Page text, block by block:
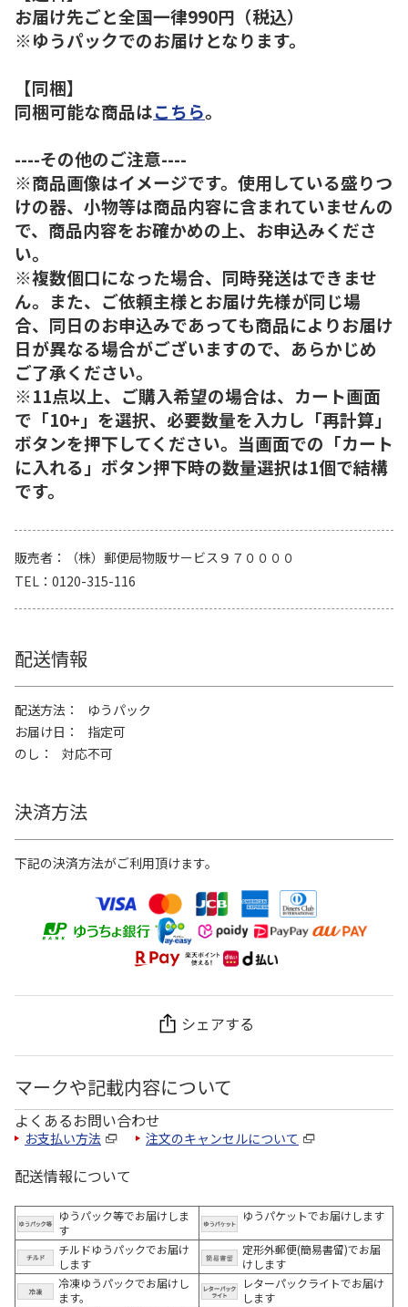
お届け先ごと全国一律990円（税込）
※ゆうパックでのお届けとなります。
【同梱】
同梱可能な商品はこちら。
----その他のご注意----
※商品画像はイメージです。使用している盛りつ
けの器、小物等は商品内容に含まれていませんの
で、商品内容をお確かめの上、お申込みくださ
い。
※複数個口になった場合、同時発送はできませ
ん。また、ご依頼主様とお届け先様が同じ場
合、同日のお申込みであっても商品によりお届け
日が異なる場合がございますので、あらかじめ
ご了承ください。
※11点以上、ご購入希望の場合は、カート画面
で「10+」を選択、必要数量を入力し「再計算」
ボタンを押下してください。当画面での「カート
に入れる」ボタン押下時の数量選択は1個で結構
です。
販売者
（株）郵便局物販サービス９７００００
TEL
0120-315-116
配送情報
配送方法
ゆうパック
お届け日
指定可
のし
対応不可
決済方法
下記の決済方法がご利用頂けます。
シェアする
マークや記載内容について
よくあるお問い合わせ
お支払い方法 注文のキャンセルについて
配送情報について
ゆうパック等でお届けしま
す
ゆうパケットでお届けします
チルドゆうパックでお届け
します
定形外郵便(簡易書留)でお届
けします
冷凍ゆうパックでお届けし
ます。
レターパックライトでお届け
します